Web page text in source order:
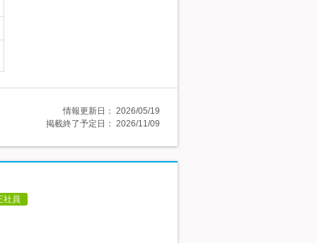
情報更新日： 2026/05/19
掲載終了予定日： 2026/11/09
社員